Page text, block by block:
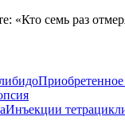
«Кто семь раз
Инъекции